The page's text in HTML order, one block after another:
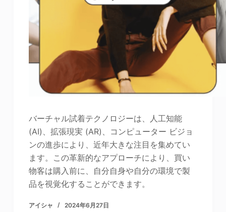
バーチャル試着テクノロジーは、人工知能
(AI)、拡張現実 (AR)、コンピューター ビジョ
ンの進歩により、近年大きな注目を集めてい
ます。この革新的なアプローチにより、買い
物客は購入前に、自分自身や自分の環境で製
品を視覚化することができます。
アイシャ 2024年6月27日